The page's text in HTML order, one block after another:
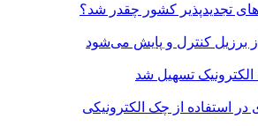
تجدیدپذیر کشور چقدر شد؟
برزیل کنترل و پایش می‌شود
تسهیل شد
استفاده از چک الکترونیکی